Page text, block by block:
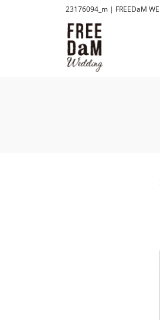
23176094_m | FREEDaM